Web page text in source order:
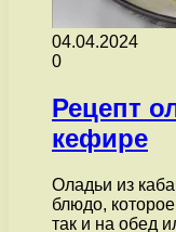
04.04.2024
0
Рецепт
кефире
Оладьи из
блюдо,
так и на обед